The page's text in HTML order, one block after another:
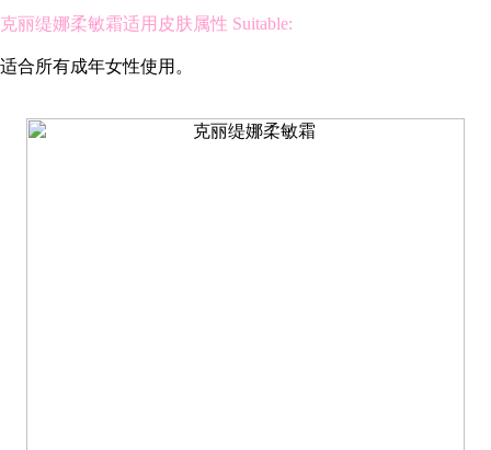
克丽缇娜柔敏霜适用皮肤属性 Suitable:
适合所有成年女性使用。